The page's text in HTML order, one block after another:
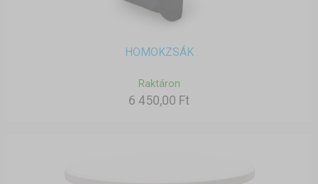
HOMOKZSÁK
Raktáron
6 450,00 Ft